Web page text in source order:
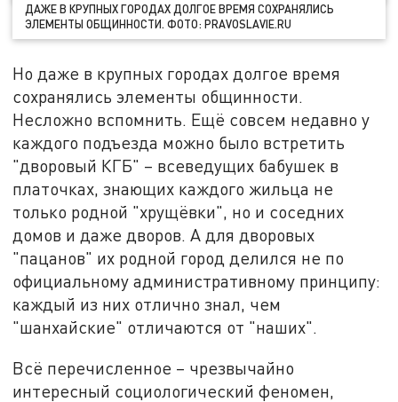
ДАЖЕ В КРУПНЫХ ГОРОДАХ ДОЛГОЕ ВРЕМЯ СОХРАНЯЛИСЬ
ЭЛЕМЕНТЫ ОБЩИННОСТИ. ФОТО: PRAVOSLAVIE.RU
Но даже в крупных городах долгое время
сохранялись элементы общинности.
Несложно вспомнить. Ещё совсем недавно у
каждого подъезда можно было встретить
"дворовый КГБ" – всеведущих бабушек в
платочках, знающих каждого жильца не
только родной "хрущёвки", но и соседних
домов и даже дворов. А для дворовых
"пацанов" их родной город делился не по
официальному административному принципу:
каждый из них отлично знал, чем
"шанхайские" отличаются от "наших".
Всё перечисленное – чрезвычайно
интересный социологический феномен,